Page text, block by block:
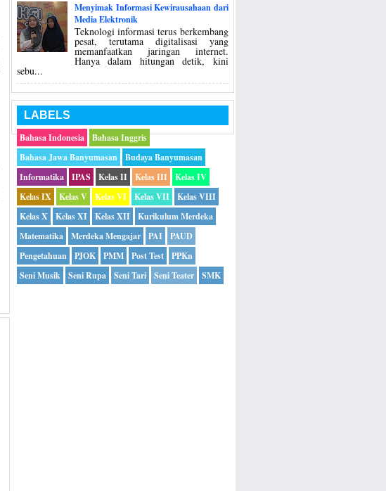
Menyimak Informasi Kewirausahaan dari
Media Elektronik
Teknologi informasi terus berkembang
pesat, terutama digitalisasi yang
memanfaatkan jaringan internet.
Hanya dalam hitungan detik, kini
sebu...
LABELS
Bahasa Indonesia
Bahasa Inggris
Bahasa Jawa Banyumasan
Budaya Banyumasan
Informatika
IPAS Kelas II Kelas III
Kelas IV
Kelas IX
Kelas V Kelas VI Kelas VII
Kelas VIII
Kelas X
Kelas XI Kelas XII
Kurikulum Merdeka
Matematika
Merdeka Mengajar PAI
PAUD
Pengetahuan
PJOK PMM Post Test
PPKn
Seni Musik
Seni Rupa Seni Tari Seni Teater SMK